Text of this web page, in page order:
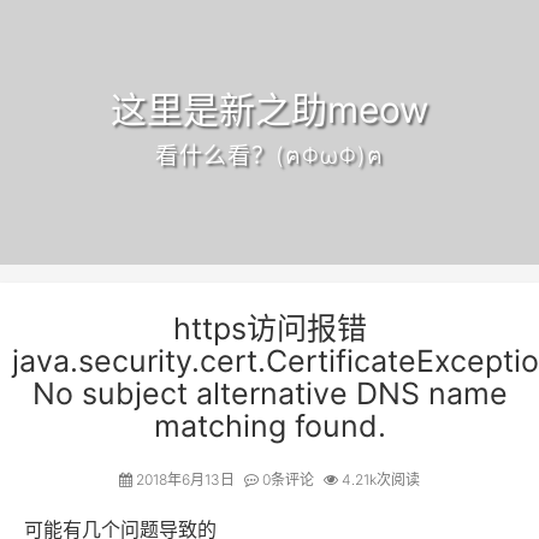
这里是新之助meow
看什么看？(ฅΦωΦ)ฅ
https访问报错
No subject alternative DNS name
matching found.
2018年6月13日 0条评论 4.21k次阅读
可能有几个问题导致的